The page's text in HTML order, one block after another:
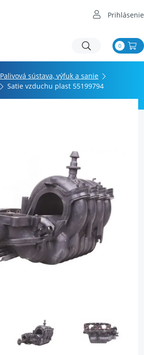
Prihlásenie
0
Palivová sústava, výfuk a sanie
Satie vzduchu plast 55199794